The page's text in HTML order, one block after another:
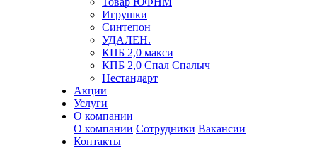
Игрушки
Синтепон
УДАЛЕН.
КПБ 2,0 макси
КПБ 2,0 Спал Спалыч
Нестандарт
Акции
Услуги
О компании
О компании Сотрудники Вакансии
Контакты